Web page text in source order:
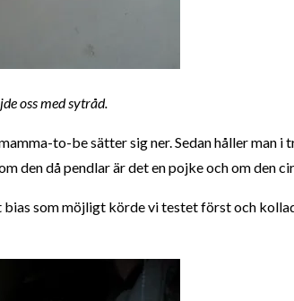
oss med sytråd.
mamma-to-be sätter sig ner. Sedan håller
den då pendlar är det en pojke och om den
bias som möjligt körde vi testet först och